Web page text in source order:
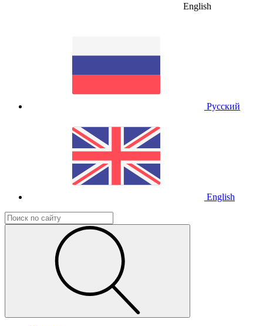
English
Русский
English